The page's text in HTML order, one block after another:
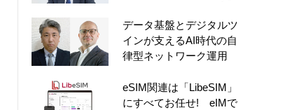
データ基盤とデジタルツ
インが支えるAI時代の自
律型ネットワーク運用
eSIM関連は「LibeSIM」
にすべてお任せ! eIMで